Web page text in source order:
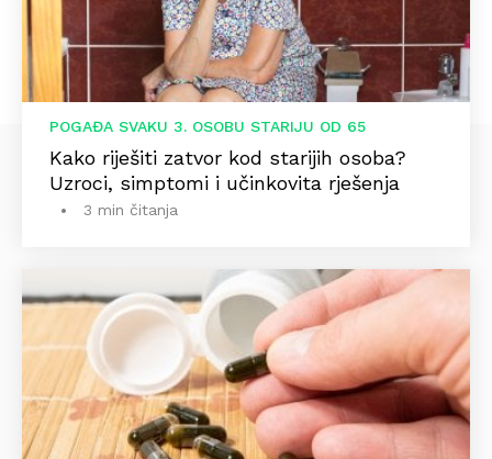
POGAĐA SVAKU 3. OSOBU STARIJU OD 65
Kako riješiti zatvor kod starijih osoba?
Uzroci, simptomi i učinkovita rješenja
3 min čitanja